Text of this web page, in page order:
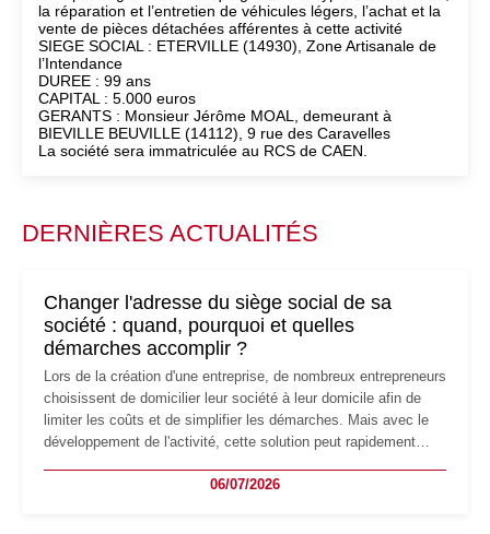
la réparation et l’entretien de véhicules légers, l’achat et la
vente de pièces détachées afférentes à cette activité
SIEGE SOCIAL : ETERVILLE (14930), Zone Artisanale de
l’Intendance
DUREE : 99 ans
CAPITAL : 5.000 euros
GERANTS : Monsieur Jérôme MOAL, demeurant à
BIEVILLE BEUVILLE (14112), 9 rue des Caravelles
La société sera immatriculée au RCS de CAEN.
DERNIÈRES ACTUALITÉS
Changer l'adresse du siège social de sa
société : quand, pourquoi et quelles
démarches accomplir ?
Lors de la création d'une entreprise, de nombreux entrepreneurs
choisissent de domicilier leur société à leur domicile afin de
limiter les coûts et de simplifier les démarches. Mais avec le
développement de l'activité, cette solution peut rapidement
professionnels, recrutement, image de marque… Le
06/07/2026